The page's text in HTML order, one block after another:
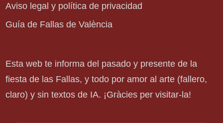
Aviso legal y política de privacidad
Guía de Fallas de València
Esta web te informa del pasado y presente de la
fiesta de las Fallas, y todo por amor al arte (fallero,
claro) y sin textos de IA. ¡Gràcies per visitar-la!